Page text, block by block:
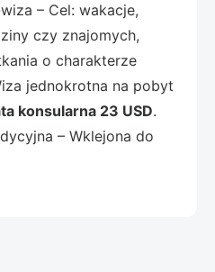
– Cel: wakacje,
czy znajomych,
o charakterze
jednokrotna na pobyt
konsularna 23 USD.
– Wklejona do